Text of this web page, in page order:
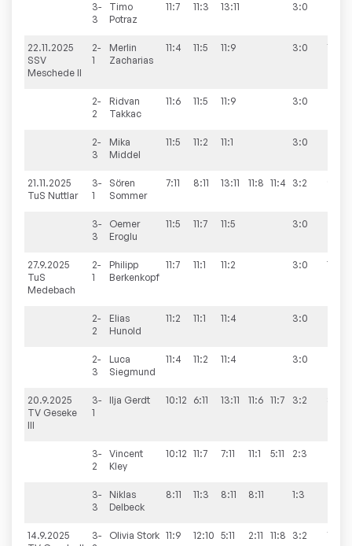
3-
3
Timo
Potraz
11:7 11:3 13:11 3:0
22.11.2025
SSV
Meschede II
2-
1
Merlin
Zacharias
11:4 11:5 11:9 3:0 7:3
2-
2
Ridvan
Takkac
11:6 11:5 11:9 3:0
2-
3
Mika
Middel
11:5 11:2 11:1 3:0
21.11.2025
TuS Nuttlar
3-
1
Sören
Sommer
7:11 8:11 13:11 11:8 11:4 3:2
3-
3
Oemer
Eroglu
11:5 11:7 11:5 3:0
27.9.2025
TuS
Medebach
2-
1
Philipp
Berkenkopf
11:7 11:1 11:2 3:0 10:0
2-
2
Elias
Hunold
11:2 11:1 11:4 3:0
2-
3
Luca
Siegmund
11:4 11:2 11:4 3:0
20.9.2025
TV Geseke
III
3-
1
Ilja Gerdt 10:12 6:11 13:11 11:6 11:7 3:2
3-
2
Vincent
Kley
10:12 11:7 7:11 11:1 5:11 2:3
3-
3
Niklas
Delbeck
8:11 11:3 8:11 8:11 1:3
14.9.2025
3-
Olivia Stork 11:9 12:10 5:11 2:11 11:8 3:2 7:3